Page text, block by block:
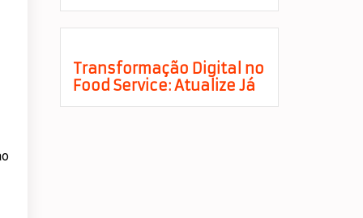
Transformação Digital no
Food Service: Atualize Já